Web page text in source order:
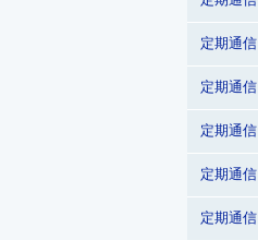
定期通
定期通
定期通
定期通
定期通